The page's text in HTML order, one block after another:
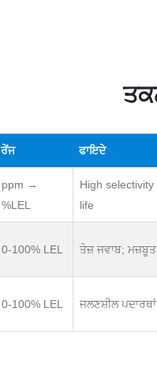
ਰੇਂਜ ਫਾਇਦੇ
ppm →
%LEL
High
life
0-100% LEL ਤੇਜ਼ ਜਵਾਬ;
0-100% LEL ਜਲਣਸ਼ੀਲ